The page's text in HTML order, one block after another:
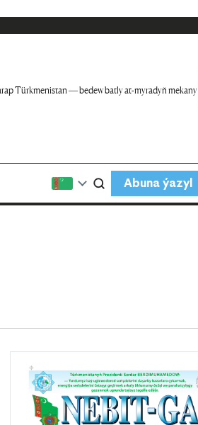
Türkmenistan — bedew batly at-myradyň mekany
Abuna ýazyl